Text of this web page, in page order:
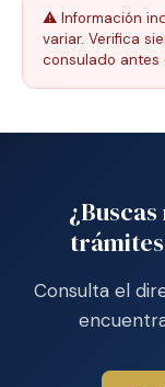
⚠️ Información
variar. Verifica
consulado antes
trámites
Consulta el